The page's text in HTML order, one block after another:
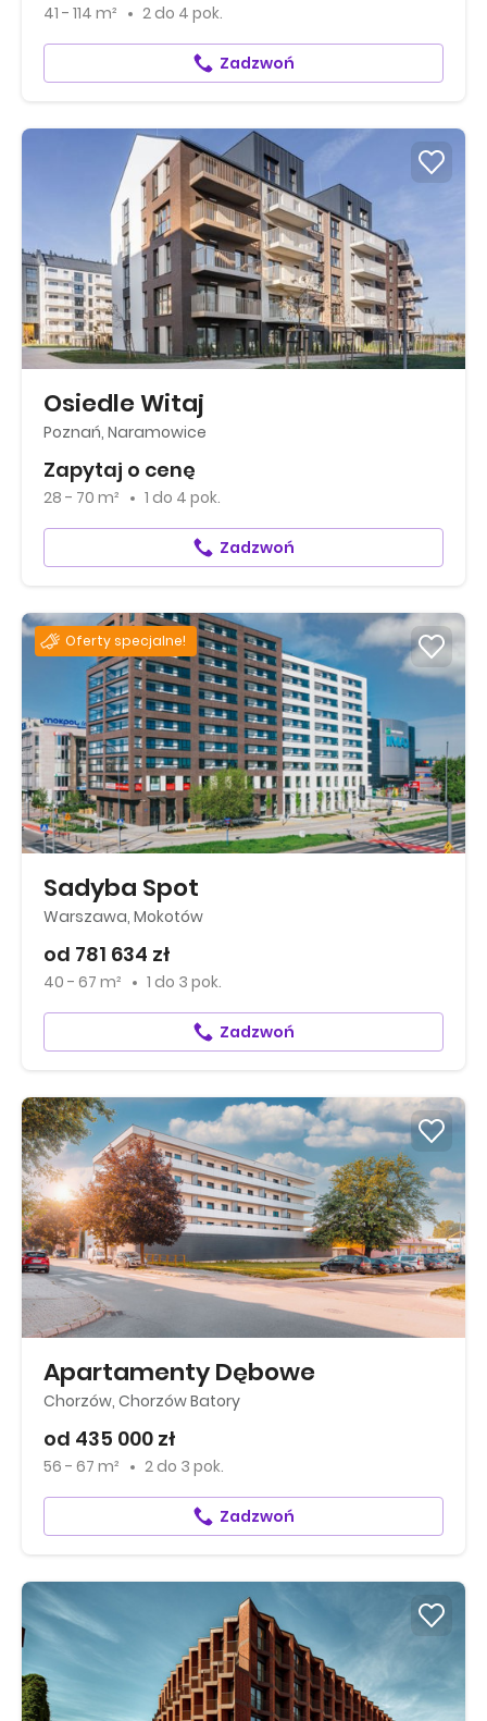
41 - 114 m² 2 do 4 pok.
Zadzwoń
Osiedle Witaj
Poznań, Naramowice
Zapytaj o cenę
28 - 70 m² 1 do 4 pok.
Zadzwoń
Oferty specjalne!
Sadyba Spot
Warszawa, Mokotów
od 781 634 zł
40 - 67 m² 1 do 3 pok.
Zadzwoń
Apartamenty Dębowe
Chorzów, Chorzów Batory
od 435 000 zł
56 - 67 m² 2 do 3 pok.
Zadzwoń